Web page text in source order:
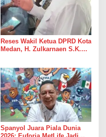
Reses Wakil Ketua DPRD Kota
Medan, H. Zulkarnaen S.K.M
Perjuangan Diaspal Mulus
Spanyol Juara Piala Dunia